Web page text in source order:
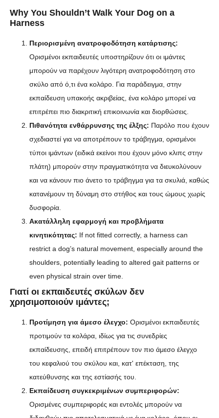
Why You Shouldn’t Walk Your Dog on a
Harness
Περιορισμένη ανατροφοδότηση κατάρτισης:
Ορισμένοι εκπαιδευτές υποστηρίζουν ότι οι ιμάντες
μπορούν να παρέχουν λιγότερη ανατροφοδότηση στο
σκύλο από ό,τι ένα κολάρο. Για παράδειγμα, στην
εκπαίδευση υπακοής ακριβείας, ένα κολάρο μπορεί να
επιτρέπει πιο διακριτική επικοινωνία και διορθώσεις.
Πιθανότητα ενθάρρυνσης της έλξης: Παρόλο που έχουν
σχεδιαστεί για να αποτρέπουν το τράβηγμα, ορισμένοι
τύποι ιμάντων (ειδικά εκείνοι που έχουν μόνο κλιπς στην
πλάτη) μπορούν στην πραγματικότητα να διευκολύνουν
και να κάνουν πιο άνετο το τράβηγμα για τα σκυλιά, καθώς
κατανέμουν τη δύναμη στο στήθος και τους ώμους χωρίς
δυσφορία.
Ακατάλληλη εφαρμογή και προβλήματα
κινητικότητας: If not fitted correctly, a harness can
restrict a dog’s natural movement, especially around the
shoulders, potentially leading to altered gait patterns or
even physical strain over time.
Γιατί οι εκπαιδευτές σκύλων δεν
χρησιμοποιούν ιμάντες;
Προτίμηση για άμεσο έλεγχο: Ορισμένοι εκπαιδευτές
προτιμούν τα κολάρα, ιδίως για τις συνεδρίες
εκπαίδευσης, επειδή επιτρέπουν τον πιο άμεσο έλεγχο
του κεφαλιού του σκύλου και, κατ' επέκταση, της
κατεύθυνσης και της εστίασής του.
Εκπαίδευση συγκεκριμένων συμπεριφορών:
Ορισμένες συμπεριφορές και εντολές μπορούν να